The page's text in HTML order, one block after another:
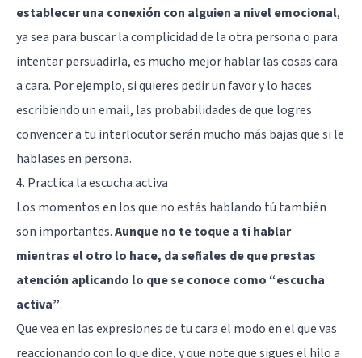
establecer una conexión con alguien a nivel emocional,
ya sea para buscar la complicidad de la otra persona o para
intentar persuadirla, es mucho mejor hablar las cosas cara
a cara. Por ejemplo, si quieres pedir un favor y lo haces
escribiendo un email, las probabilidades de que logres
convencer a tu interlocutor serán mucho más bajas que si le
hablases en persona.
4. Practica la escucha activa
Los momentos en los que no estás hablando tú también
son importantes.Aunque no te toque a ti hablar
mientras el otro lo hace, da señales de que prestas
atención aplicando lo que se conoce como “escucha
activa”.
Que vea en las expresiones de tu cara el modo en el que vas
reaccionando con lo que dice, y que note que sigues el hilo a